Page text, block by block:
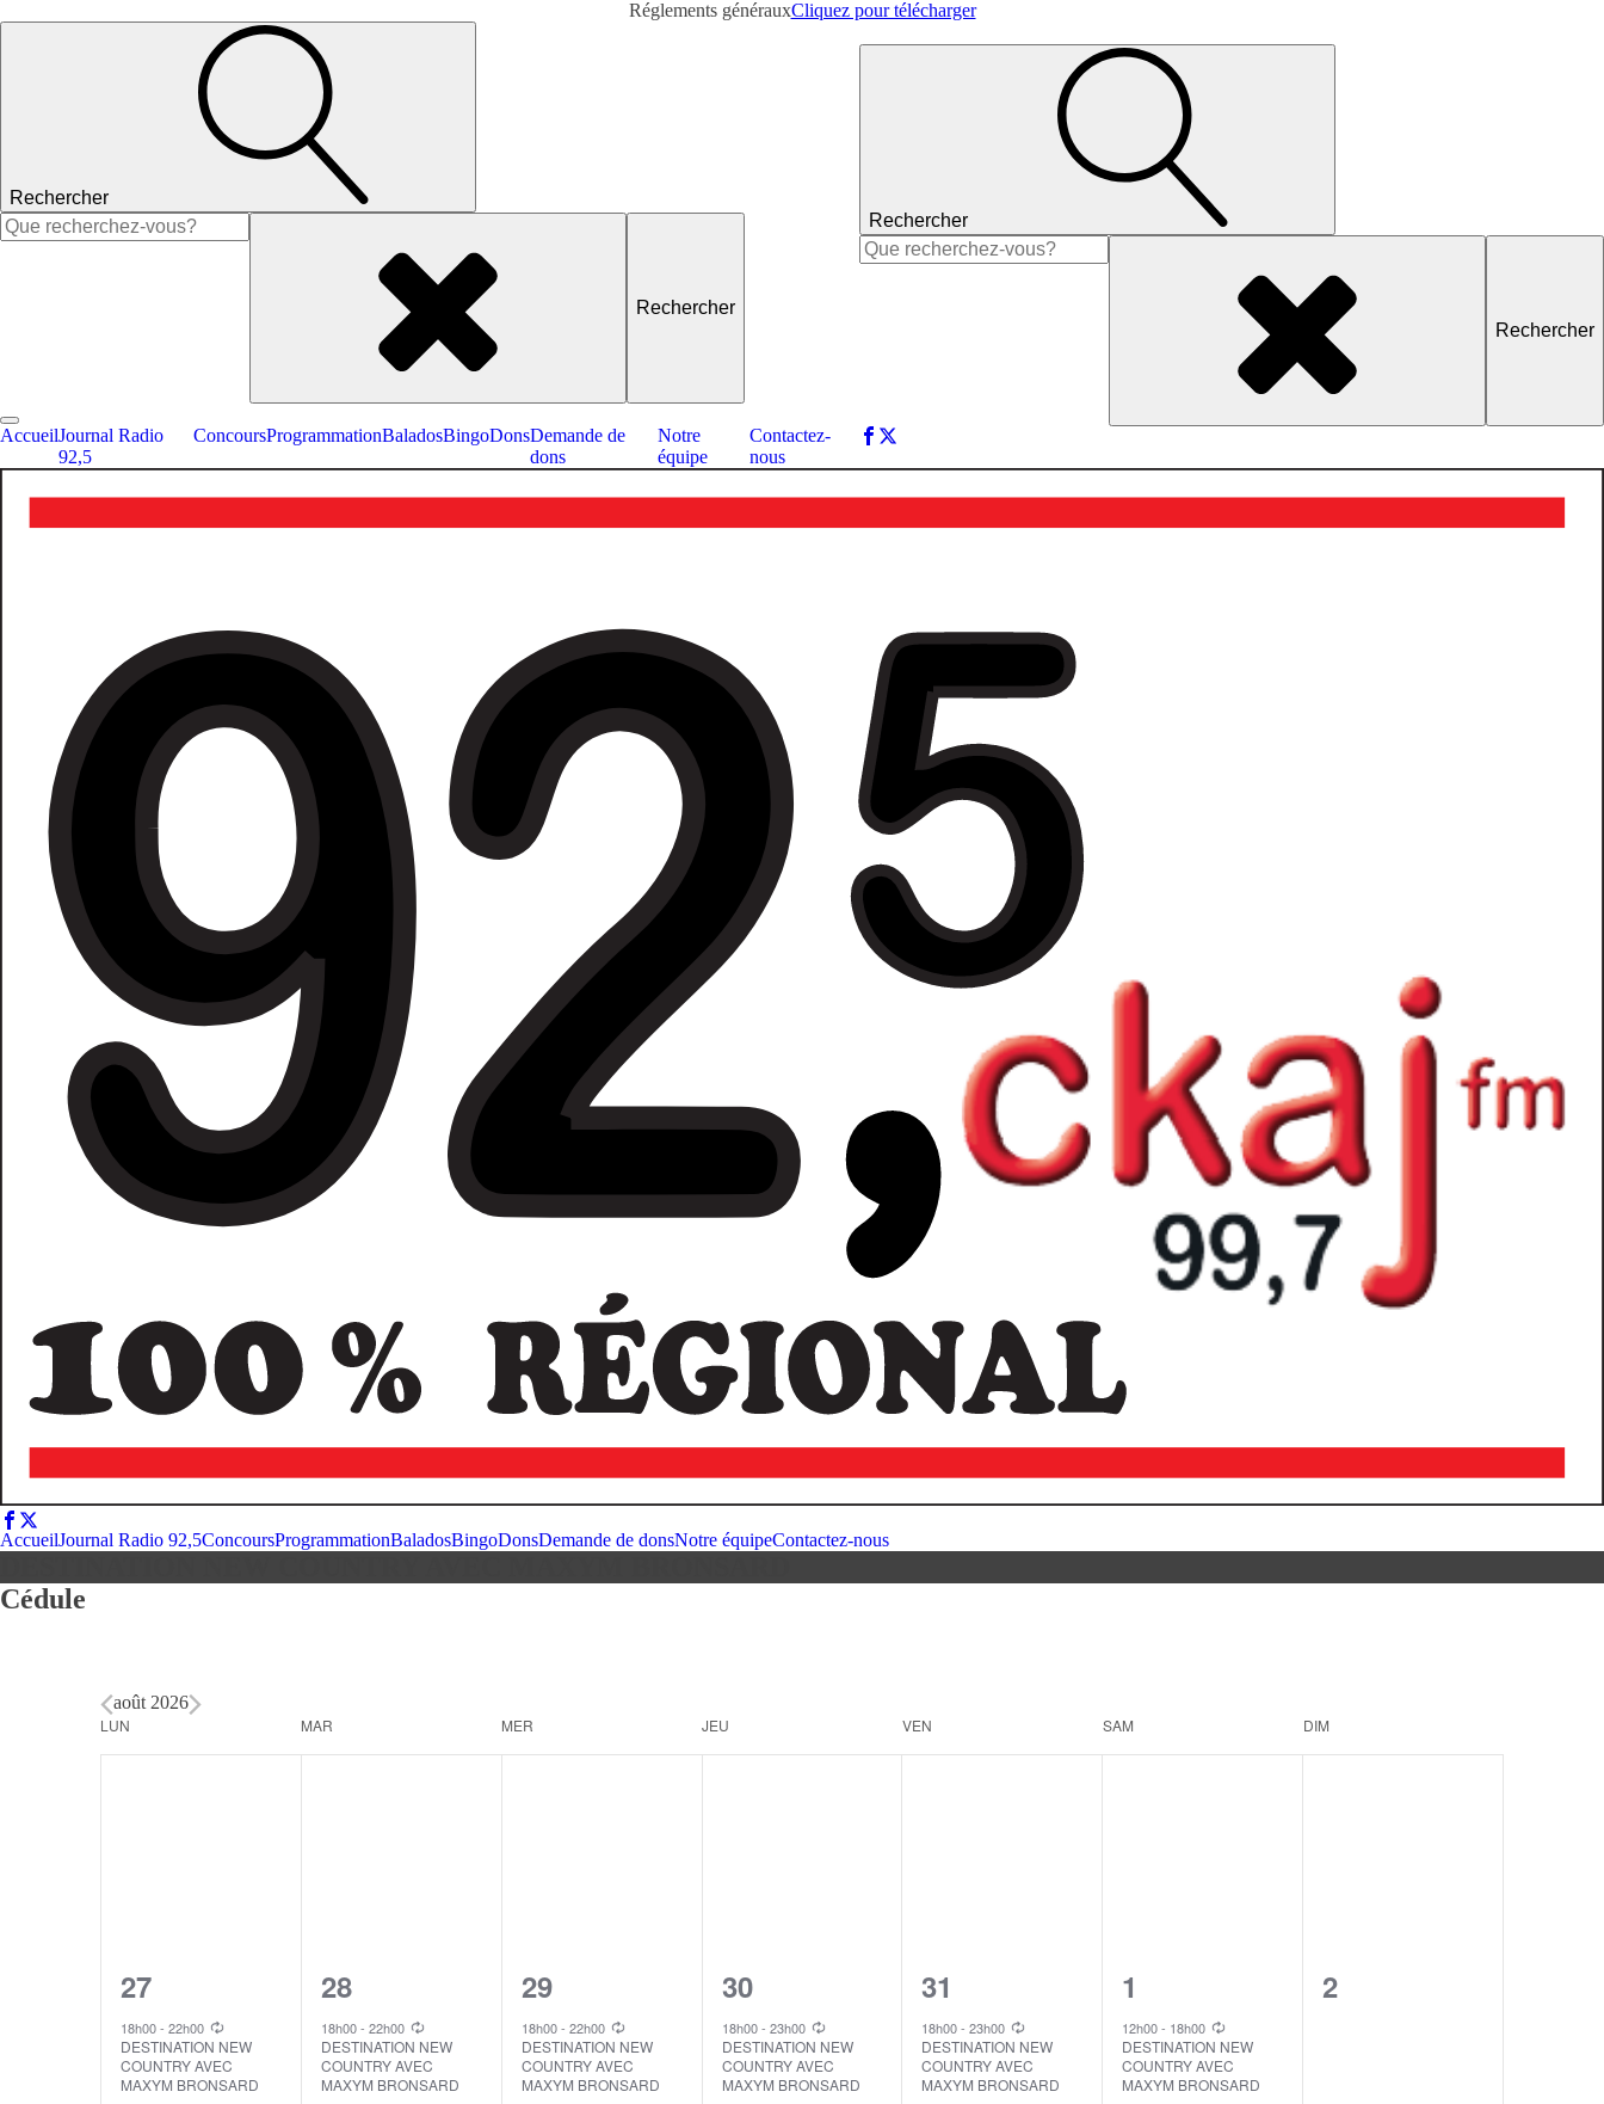
Réglements générauxCliquez pour télécharger
Rechercher
Rechercher :
AccueilJournal Radio
92,5
ConcoursProgrammationBaladosBingoDonsDemande de
dons
Notre
équipe
Contactez-
nous
Rechercher
Rechercher :
AccueilJournal Radio 92,5ConcoursProgrammationBaladosBingoDonsDemande de donsNotre équipeContactez-nous
Cédule
août 2026
Calendar
of
LUN MAR MER JEU VEN SAM DIM
1
event,
27
18h00- 22h00
DESTINATION NEW
COUNTRY AVEC
MAXYM BRONSARD
1
event,
28
18h00- 22h00
DESTINATION NEW
COUNTRY AVEC
MAXYM BRONSARD
1
event,
29
18h00- 22h00
DESTINATION NEW
COUNTRY AVEC
MAXYM BRONSARD
1
event,
30
18h00- 23h00
DESTINATION NEW
COUNTRY AVEC
MAXYM BRONSARD
1
event,
31
18h00-23h00
DESTINATION NEW
COUNTRY AVEC
MAXYM BRONSARD
1
event,
1
12h00- 18h00
DESTINATION NEW
COUNTRY AVEC
MAXYM BRONSARD
0
2